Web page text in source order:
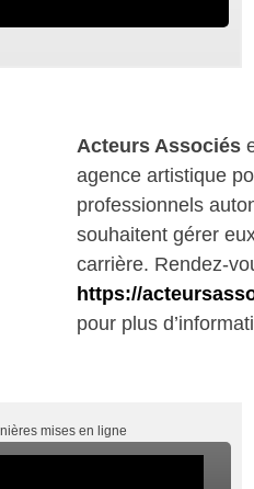
Acteurs Associés
agence artistique
professionnels
souhaitent gérer
carrière. Rendez-
https://
pour plus
mises en ligne